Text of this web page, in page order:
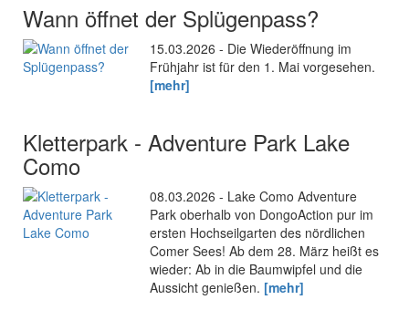
Wann öffnet der Splügenpass?
15.03.2026 - Die Wiederöffnung im
Frühjahr ist für den 1. Mai vorgesehen.
[mehr]
Kletterpark - Adventure Park Lake
Como
08.03.2026 - Lake Como Adventure
Park oberhalb von DongoAction pur im
ersten Hochseilgarten des nördlichen
Comer Sees! Ab dem 28. März heißt es
wieder: Ab in die Baumwipfel und die
Aussicht genießen. [mehr]